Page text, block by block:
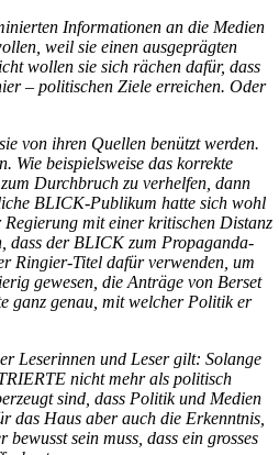
Informationen an die Medien
weil sie einen ausgeprägten
wollen sie sich rächen dafür, dass
– politischen Ziele erreichen. Oder
von ihren Quellen benützt werden.
Wie beispielsweise das korrekte
Durchbruch zu verhelfen, dann
BLICK-Publikum hatte sich wohl
mit einer kritischen Distanz
dass der BLICK zum Propaganda-
Ringier-Titel dafür verwenden, um
gewesen, die Anträge von Berset
ganz genau, mit welcher Politik er
Leserinnen und Leser gilt: Solange
nicht mehr als politisch
sind, dass Politik und Medien
das Haus aber auch die Erkenntnis,
sein muss, dass ein grosses